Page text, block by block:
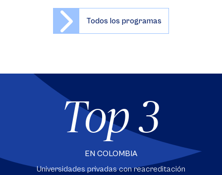
Todos los programas
Top 3
EN COLOMBIA
Universidades privadas con reacreditación